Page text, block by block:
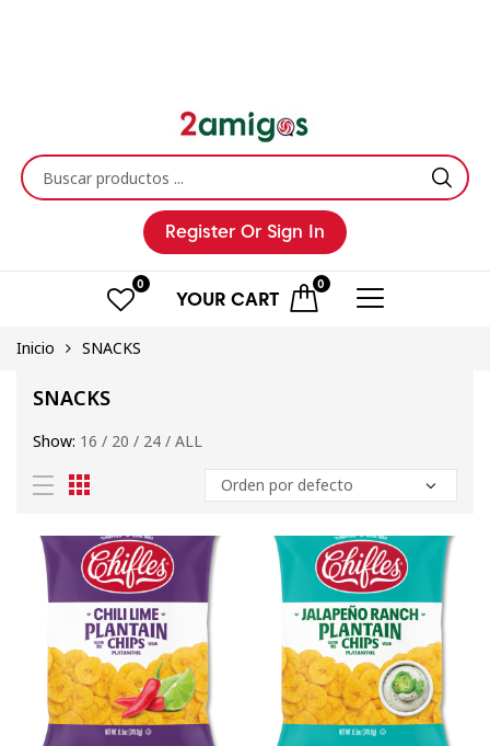
Register Or Sign In
0 0
YOUR CART
Inicio SNACKS
SNACKS
Show: 16 / 20 / 24 / ALL